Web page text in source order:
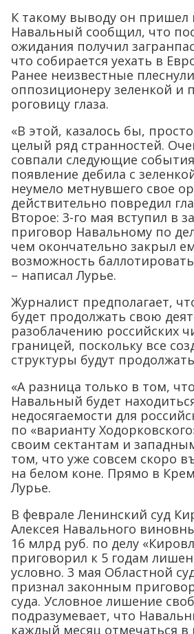
К такому выводу он пришел
Навальный сообщил, что
ожидания получил
что собирается уехать в
Ранее неизвестные
оппозиционеру зеленкой и
роговицу глаза.
«В этой, казалось бы,
целый ряд странностей.
совпали следующие
появление дебила с
неумело метнувшего свое
действительно повредил
Второе: 3-го мая вступил в
приговор Навальному по
чем окончательно закрыл
возможность
– написал Лурье.
Журналист предполагает,
будет продолжать свою
разоблачению российских
границей, поскольку все
структуры будут
«А разница только в том,
Навальный будет
недосягаемости для
по «варианту
своим сектантам и
том, что уже совсем скоро
на белом коне. Прямо в
Лурье.
В феврале Ленинский суд
Алексея Навального
16 млрд руб. по делу
приговорил к 5 годам
условно. 3 мая Областной
признал законным
суда. Условное лишение
подразумевает, что
каждый месяц отмечаться в